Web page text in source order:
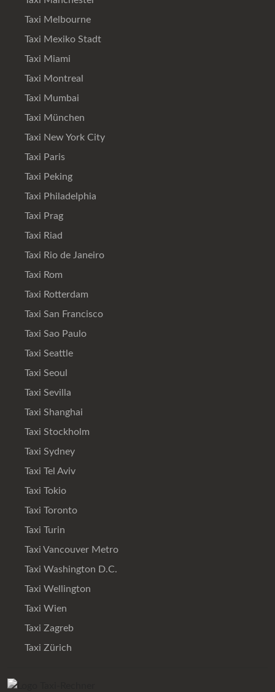
Taxi Melbourne
Taxi Mexiko Stadt
Taxi Miami
Taxi Montreal
Taxi Mumbai
Taxi München
Taxi New York City
Taxi Paris
Taxi Peking
Taxi Philadelphia
Taxi Prag
Taxi Riad
Taxi Rio de Janeiro
Taxi Rom
Taxi Rotterdam
Taxi San Francisco
Taxi Sao Paulo
Taxi Seattle
Taxi Seoul
Taxi Sevilla
Taxi Shanghai
Taxi Stockholm
Taxi Sydney
Taxi Tel Aviv
Taxi Tokio
Taxi Toronto
Taxi Turin
Taxi Vancouver Metro
Taxi Washington D.C.
Taxi Wellington
Taxi Wien
Taxi Zagreb
Taxi Zürich